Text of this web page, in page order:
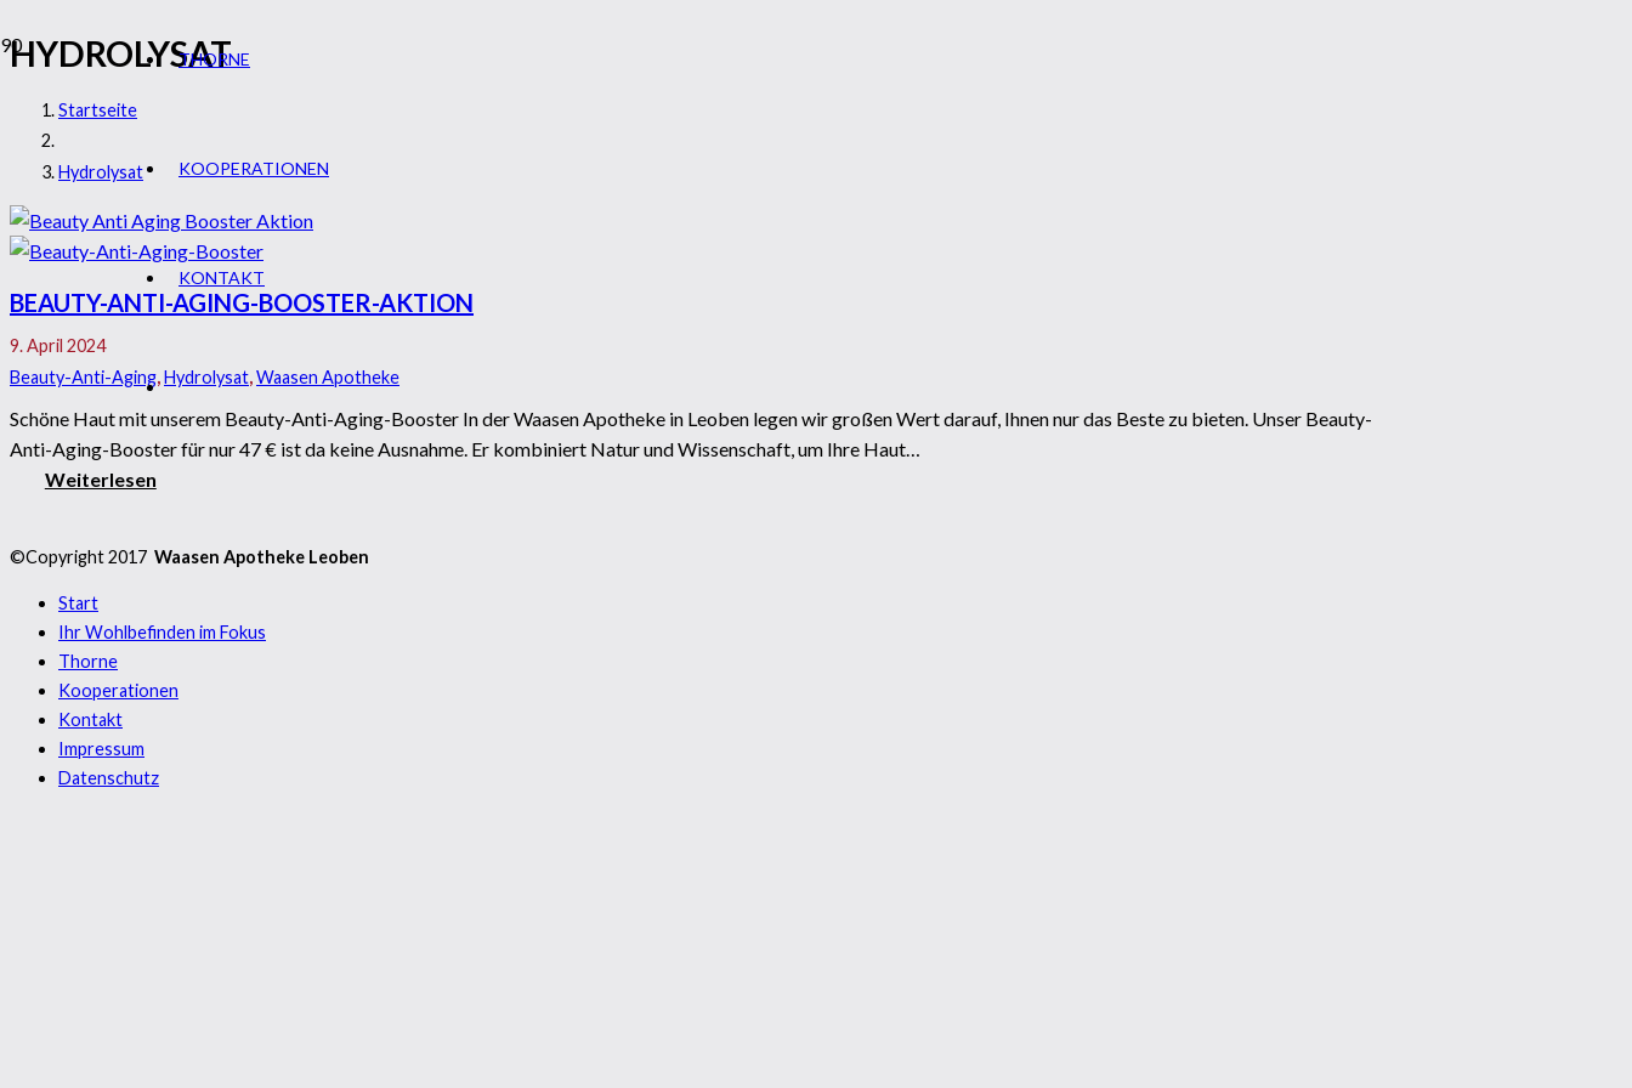
THORNE
KOOPERATIONEN
KONTAKT
HYDROLYSAT
Startseite
Hydrolysat
BEAUTY-ANTI-AGING-BOOSTER-AKTION
9. April 2024
Beauty-Anti-Aging,Hydrolysat,Waasen Apotheke
Schöne Haut mit unserem Beauty-Anti-Aging-Booster In der Waasen Apotheke in Leoben legen wir großen Wert darauf, Ihnen nur das Beste zu bieten. Unser Beauty-
Anti-Aging-Booster für nur 47 € ist da keine Ausnahme. Er kombiniert Natur und Wissenschaft, um Ihre Haut…
Weiterlesen
©Copyright 2017 Waasen Apotheke Leoben
Start
Ihr Wohlbefinden im Fokus
Thorne
Kooperationen
Kontakt
Impressum
Datenschutz